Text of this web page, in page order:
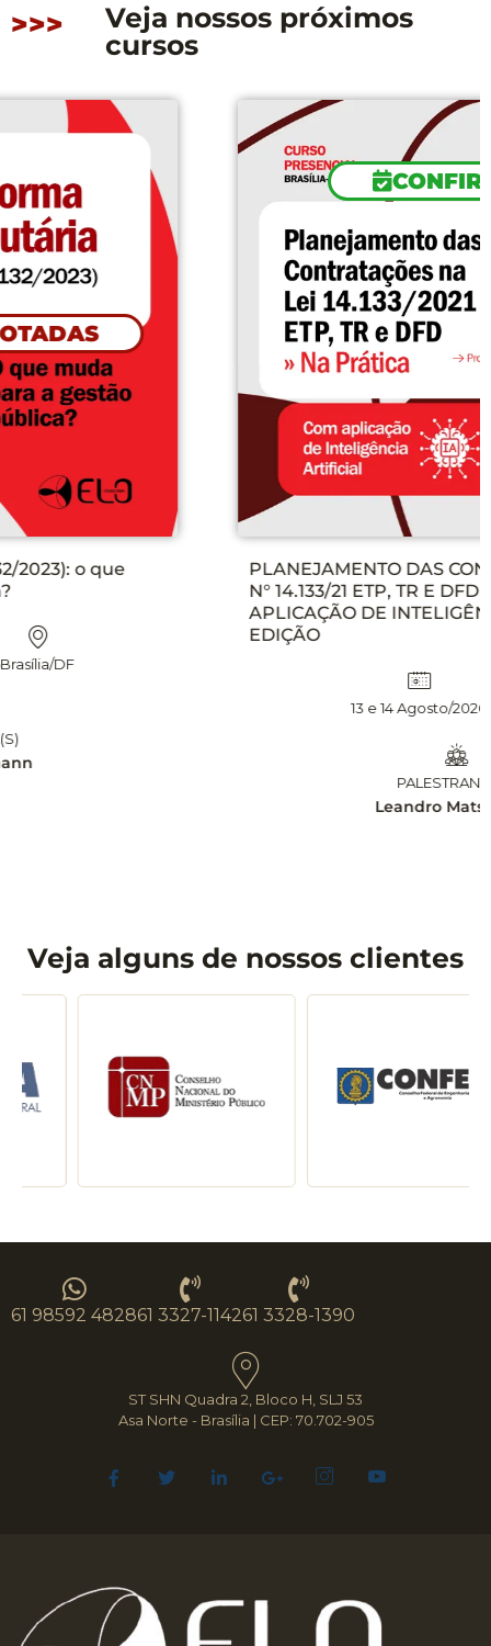
>>>
Veja nossos próximos
cursos
CONFIRMADO
PLANEJAMENTO DAS CONTRATAÇÕES NA LEI
N° 14.133/21 ETP, TR E DFD NA PRÁTICA, COM
APLICAÇÃO DE INTELIGÊNCIA ARTIFICIAL – 2°
EDIÇÃO
Veja alguns de nossos clientes
61 98592 482861 3327-114261 3328-1390
ST SHN Quadra 2, Bloco H, SLJ 53
Asa Norte - Brasília | CEP: 70.702-905